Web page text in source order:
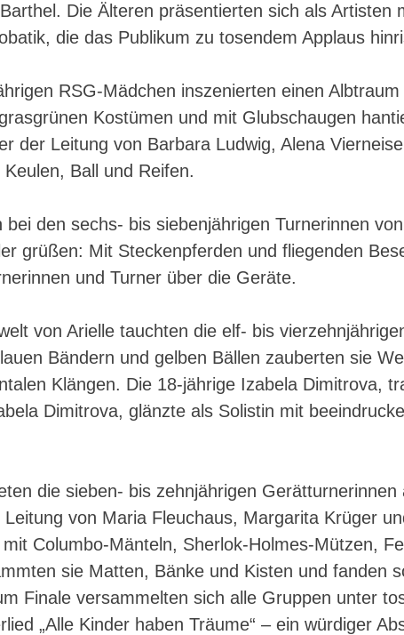
Die Älteren präsentierten sich als Artisten
die das Publikum zu tosendem Applaus
RSG-Mädchen inszenierten einen Albtraum
Kostümen und mit Glubschaugen
der Leitung von Barbara Ludwig, Alena
Ball und Reifen.
bei den sechs- bis siebenjährigen Turnerinnen
grüßen: Mit Steckenpferden und fliegenden
und Turner über die Geräte.
von Arielle tauchten die elf- bis
Bändern und gelben Bällen zauberten sie
Klängen. Die 18-jährige Izabela Dimitrova,
Dimitrova, glänzte als Solistin mit
die sieben- bis zehnjährigen Gerätturnerinnen
von Maria Fleuchaus, Margarita Krüger
Columbo-Mänteln, Sherlok-Holmes-Mützen,
sie Matten, Bänke und Kisten und fanden
Finale versammelten sich alle Gruppen unter
„Alle Kinder haben Träume“ – ein würdiger